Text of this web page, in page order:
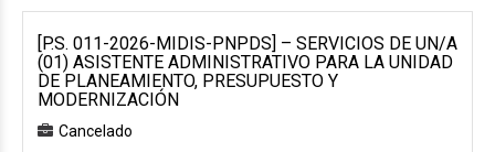
[P.S. 011-2026-MIDIS-PNPDS] – SERVICIOS DE UN/A
(01) ASISTENTE ADMINISTRATIVO PARA LA UNIDAD
DE PLANEAMIENTO, PRESUPUESTO Y
MODERNIZACIÓN
Cancelado